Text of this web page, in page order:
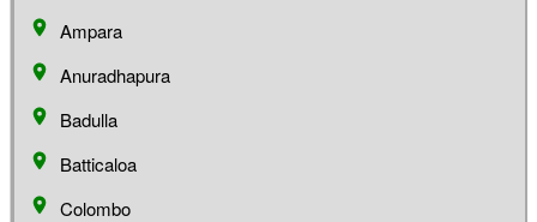
Ampara
Anuradhapura
Badulla
Batticaloa
Colombo